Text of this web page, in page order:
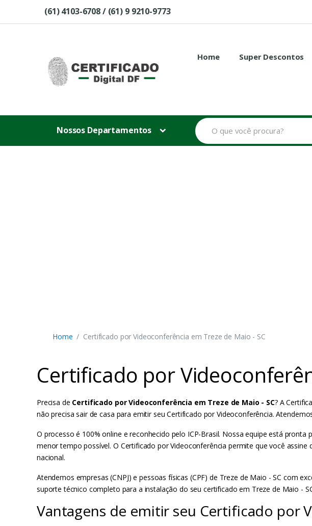
Skip to navigation
Skip to content(61) 4103-6708 / (61) 9 9210-9773
Home Super Descontos
Nossos Departamentos
B
u
s
Home Certificado por Videoconferência em Treze de Maio - SC
Certificado por
Precisa de Certificado por Videoconferência em Treze de Maio - SC? A
não precisa sair de casa para emitir seu Certificado por Videoconferência.
O processo é 100% online e reconhecido pelo ICP-Brasil. Nossa equipe está
menor tempo possível. O Certificado por Videoconferência permite que você
nacional.
Atendemos empresas (CNPJ) e pessoas físicas (CPF) de Treze de Maio - SC com
suporte técnico completo para a instalação do seu certificado em Treze de Maio -
Vantagens de emitir seu Certificado por